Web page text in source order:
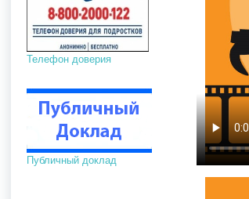
Телефон доверия
Публичный доклад